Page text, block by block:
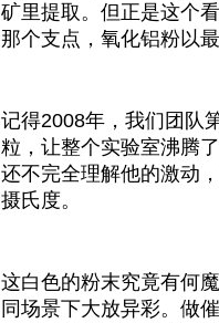
矿里提取。但正是这个
那个支点，氧化铝粉以
记得2008年，我们团队
粒，让整个实验室沸腾
还不完全理解他的激动
摄氏度。
这白色的粉末究竟有何
同场景下大放异彩。做